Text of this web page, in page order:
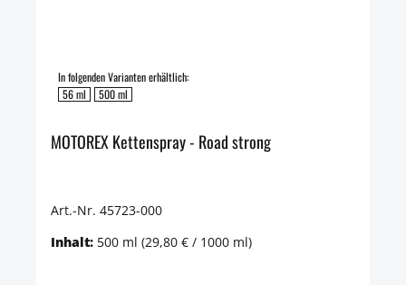
In folgenden Varianten erhältlich:
56 ml
500 ml
MOTOREX Kettenspray - Road strong
Art.-Nr. 45723-000
Inhalt: 500 ml (29,80 € / 1000 ml)